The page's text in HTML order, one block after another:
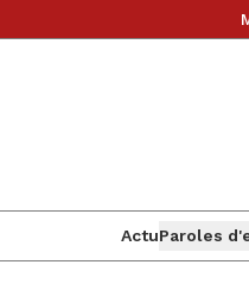
ActuParoles